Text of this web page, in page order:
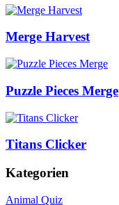
Merge Harvest
Puzzle Pieces Merge
Titans Clicker
Kategorien
Animal Quiz